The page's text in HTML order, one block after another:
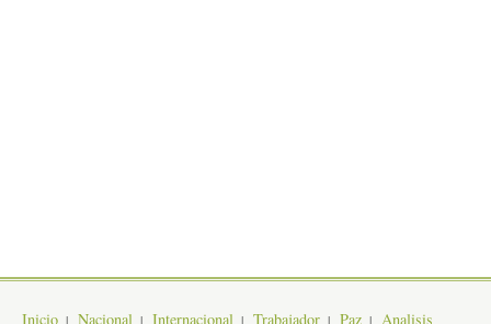
Inicio Nacional Internacional Trabajador Paz Analisis